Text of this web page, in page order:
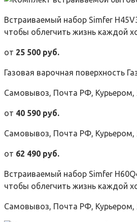
Встраиваемый набор Simfer
чтобы облегчить жизнь каждой
от 25 500 руб.
Газовая варочная поверхность
Самовывоз, Почта РФ, Курьером,
от 40 590 руб.
Самовывоз, Почта РФ, Курьером,
от 62 490 руб.
Встраиваемый набор Simfer
чтобы облегчить жизнь каждой
Самовывоз, Почта РФ, Курьером,